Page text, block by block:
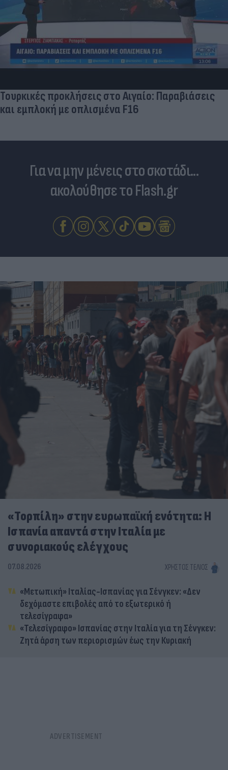
Δραματικός ο απολογισμός από τις μεγάλες
φωτιές - «Κόκκινα» 118 κτίρια σε 325 ελέγχους
Για να μην μένεις στο σκοτάδι...
ακολούθησε το Flash.gr
«Τορπίλη» στην ευρωπαϊκή ενότητα: Η
Ισπανία απαντά στην Ιταλία με
συνοριακούς ελέγχους
07.08.2026 ΧΡΉΣΤΟΣ ΤΈΛΙΟΣ
«Μετωπική» Ιταλίας-Ισπανίας για Σένγκεν: «Δεν
δεχόμαστε επιβολές από το εξωτερικό ή
τελεσίγραφα»
«Τελεσίγραφο» Ισπανίας στην Ιταλία για τη Σένγκεν:
Ζητά άρση των περιορισμών έως την Κυριακή